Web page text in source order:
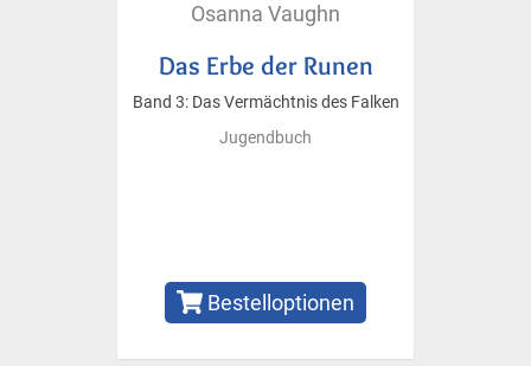
Osanna Vaughn
Das Erbe der Runen
Band 3: Das Vermächtnis des Falken
Jugendbuch
Bestelloptionen